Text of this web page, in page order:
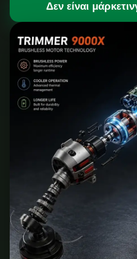
Δεν είναι